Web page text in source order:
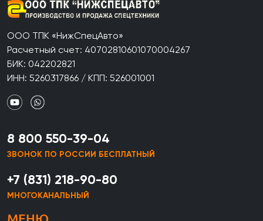
ООО ТПК «НижСпецАвто»
Расчетный счет: 40702810601070004267
БИК: 042202821
ИНН: 5260317866 / КПП: 526001001
8 800 550-39-04
ЗВОНОК ПО РОССИИ БЕСПЛАТНЫЙ
+7 (831) 218-90-80
МНОГОКАНАЛЬНЫЙ